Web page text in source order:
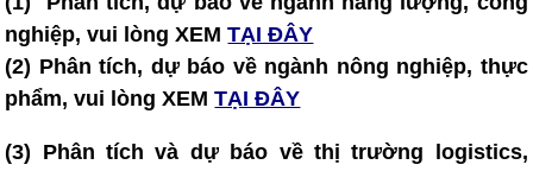
nghiệp, vui lòng XEMTẠI ĐÂY
(2) Phân tích, dự báo về ngành nông nghiệp, thực
phẩm, vui lòng XEMTẠI ĐÂY
(3) Phân tích và dự báo về thị trường logistics,